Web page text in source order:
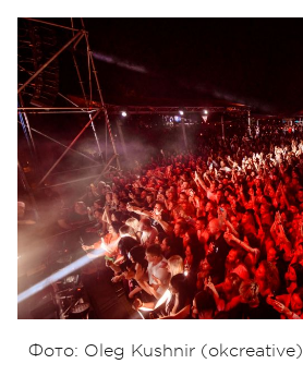
Фото: Oleg Kushnir (okcreative)